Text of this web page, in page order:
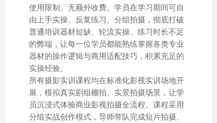
使用限制、无额外收费。学员在学习期间可自
由上手实操、反复练习、分组拍摄，彻底打破
普通培训器材短缺、轮流实操、练习时长不足
的弊端，让每一位学员都能熟练掌握各类专业
器材的操作逻辑与商用适配技巧，积累充足的
实操经验。
所有摄影实训课程均在标准化影视实训场地开
展，模拟真实剧组棚拍、实景拍摄场景，让学
员沉浸式体验商业影视拍摄全流程。课程采用
分组实战创作模式，导师带队完成短片拍摄、